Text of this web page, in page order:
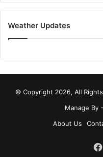
Weather Updates
© Copyright 2026, All
Manage By
About Us